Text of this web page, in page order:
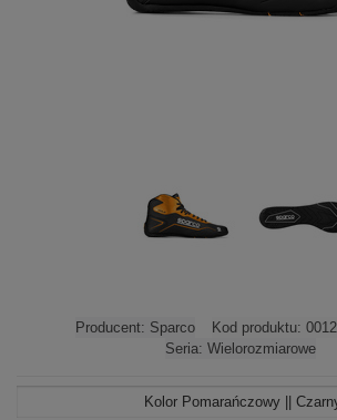
Producent: Sparco Kod produktu:
Seria: Wielorozmiarowe
Kolor Pomarańczowy ||